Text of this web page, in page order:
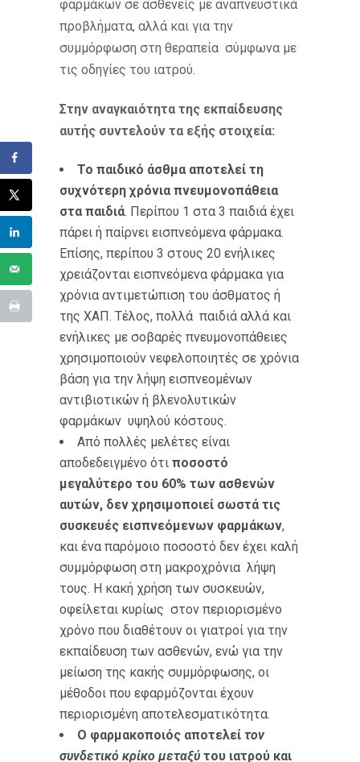
φαρμάκων σε ασθενείς με αναπνευστικά
προβλήματα, αλλά και για την
συμμόρφωση στη θεραπεία σύμφωνα με
τις οδηγίες του ιατρού.
Στην αναγκαιότητα της εκπαίδευσης
αυτής συντελούν τα εξής στοιχεία:
Το παιδικό άσθμα αποτελεί τη
συχνότερη χρόνια πνευμονοπάθεια
στα παιδιά. Περίπου 1 στα 3 παιδιά έχει
πάρει ή παίρνει εισπνεόμενα φάρμακα.
Επίσης, περίπου 3 στους 20 ενήλικες
χρειάζονται εισπνεόμενα φάρμακα για
χρόνια αντιμετώπιση του άσθματος ή
της ΧΑΠ. Τέλος, πολλά παιδιά αλλά και
ενήλικες με σοβαρές πνευμονοπάθειες
χρησιμοποιούν νεφελοποιητές σε χρόνια
βάση για την λήψη εισπνεομένων
αντιβιοτικών ή βλενολυτικών
φαρμάκων υψηλού κόστους.
Από πολλές μελέτες είναι
αποδεδειγμένο ότι ποσοστό
μεγαλύτερο του 60% των ασθενών
αυτών, δεν χρησιμοποιεί σωστά τις
συσκευές εισπνεόμενων φαρμάκων,
και ένα παρόμοιο ποσοστό δεν έχει καλή
συμμόρφωση στη μακροχρόνια λήψη
τους. Η κακή χρήση των συσκευών,
οφείλεται κυρίως στον περιορισμένο
χρόνο που διαθέτουν οι γιατροί για την
εκπαίδευση των ασθενών, ενώ για την
μείωση της κακής συμμόρφωσης, οι
μέθοδοι που εφαρμόζονται έχουν
περιορισμένη αποτελεσματικότητα.
Ο φαρμακοποιός αποτελεί τον
συνδετικό κρίκο μεταξύ του ιατρού και